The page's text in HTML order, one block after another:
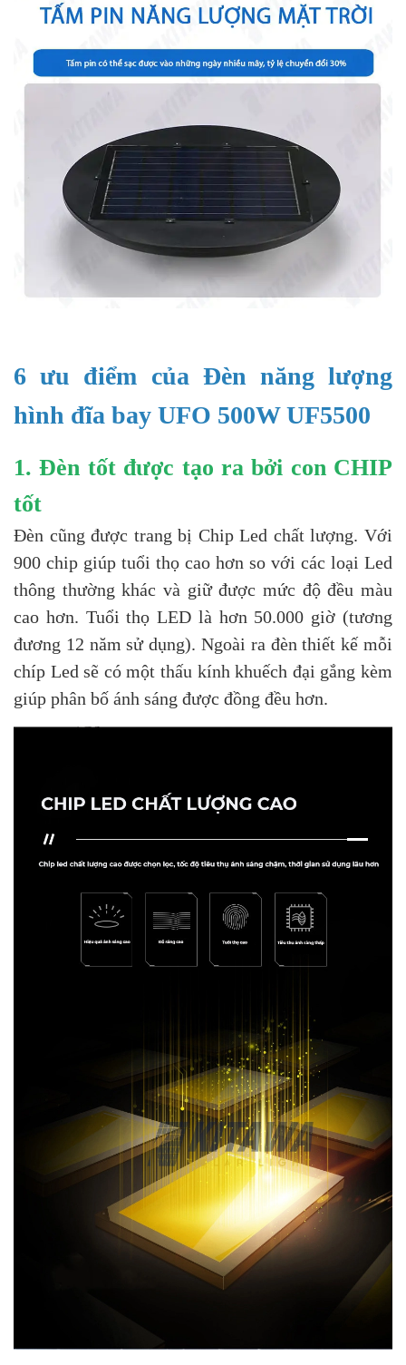
6 ưu điểm của Đèn năng lượng
hình đĩa bay UFO 500W UF5500
1. Đèn tốt được tạo ra bởi con CHIP
tốt
Đèn cũng được trang bị Chip Led chất lượng. Với
900 chip giúp tuổi thọ cao hơn so với các loại Led
thông thường khác và giữ được mức độ đều màu
cao hơn. Tuổi thọ LED là hơn 50.000 giờ (tương
đương 12 năm sử dụng). Ngoài ra đèn thiết kế mỗi
chíp Led sẽ có một thấu kính khuếch đại gắng kèm
giúp phân bố ánh sáng được đồng đều hơn.